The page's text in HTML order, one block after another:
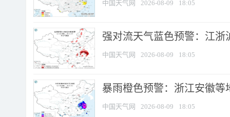
中国天气网 2026-08-09 18:05
强对流天气蓝色预警：江浙
中国天气网 2026-08-09 18:05
暴雨橙色预警：浙江安徽等
中国天气网 2026-08-09 18:05